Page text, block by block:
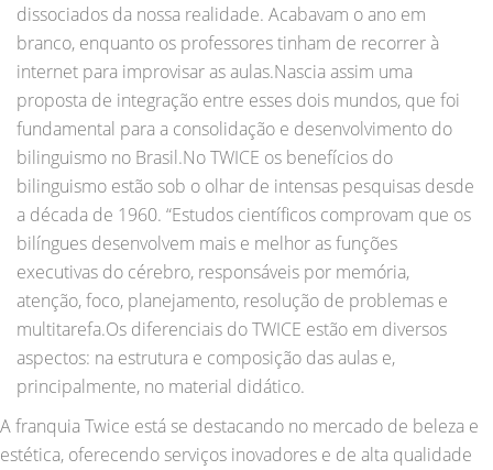
dissociados da nossa realidade. Acabavam o ano em
branco, enquanto os professores tinham de recorrer à
internet para improvisar as aulas.Nascia assim uma
proposta de integração entre esses dois mundos, que foi
fundamental para a consolidação e desenvolvimento do
bilinguismo no Brasil.No TWICE os benefícios do
bilinguismo estão sob o olhar de intensas pesquisas desde
a década de 1960. “Estudos científicos comprovam que os
bilíngues desenvolvem mais e melhor as funções
executivas do cérebro, responsáveis por memória,
atenção, foco, planejamento, resolução de problemas e
multitarefa.Os diferenciais do TWICE estão em diversos
aspectos: na estrutura e composição das aulas e,
principalmente, no material didático.
A franquia Twice está se destacando no mercado de beleza e
estética, oferecendo serviços inovadores e de alta qualidade